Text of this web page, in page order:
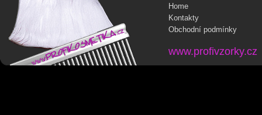
Home
Kontakty
Obchodní podmínky
www.profivzorky.cz